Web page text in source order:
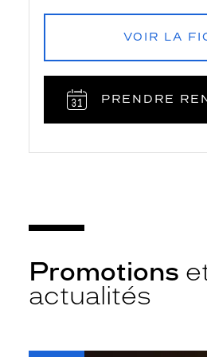
VOIR LA
PRENDRE
Promotions
actualités